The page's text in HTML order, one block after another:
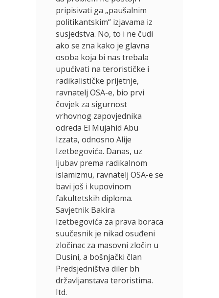
pripisivati ga „paušalnim
politikantskim“ izjavama iz
susjedstva. No, to i ne čudi
ako se zna kako je glavna
osoba koja bi nas trebala
upućivati na terorističke i
radikalističke prijetnje,
ravnatelj OSA-e, bio prvi
čovjek za sigurnost
vrhovnog zapovjednika
odreda El Mujahid Abu
Izzata, odnosno Alije
Izetbegovića. Danas, uz
ljubav prema radikalnom
islamizmu, ravnatelj OSA-e se
bavi još i kupovinom
fakultetskih diploma.
Savjetnik Bakira
Izetbegovića za prava boraca
suučesnik je nikad osuđeni
zločinac za masovni zločin u
Dusini, a bošnjački član
Predsjedništva diler bh
državljanstava teroristima.
Itd.